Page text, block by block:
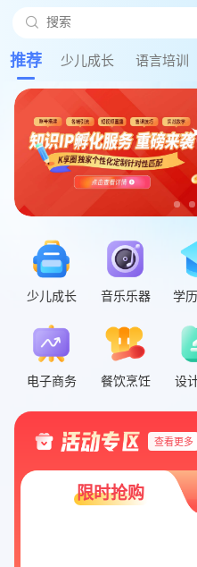
 搜索
推荐 少儿成长 语言培训
少儿成长 音乐乐器 学
电子商务 餐饮烹饪 设
查看更多
限时抢购